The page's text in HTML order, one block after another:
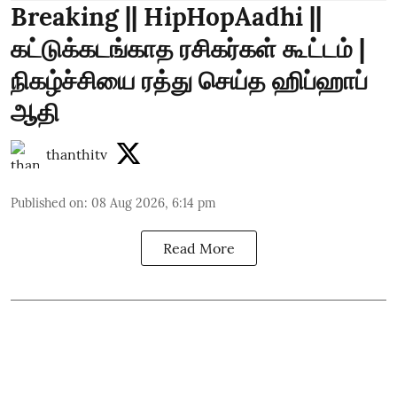
Breaking || HipHopAadhi ||
கட்டுக்கடங்காத ரசிகர்கள் கூட்டம் |
நிகழ்ச்சியை ரத்து செய்த ஹிப்ஹாப்
ஆதி
thanthitv
Published on: 08 Aug 2026, 6:14 pm
Read More